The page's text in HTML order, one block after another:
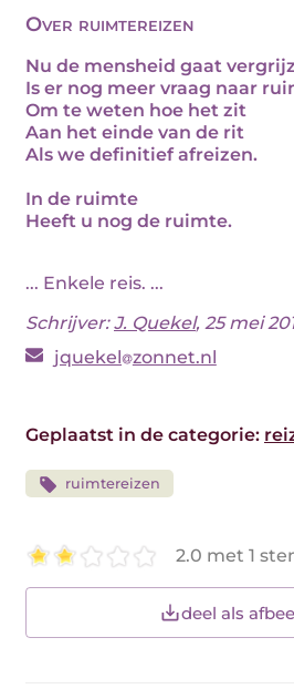
Over ruimtereizen
Nu de mensheid gaat
Is er nog meer vraag naar
Om te weten hoe het zit
Aan het einde van de rit
Als we definitief afreizen.
In de ruimte
Heeft u nog de ruimte.
... Enkele reis. ...
Schrijver:J. Quekel, 25 mei
jquekel zonnet.nl
Geplaatst in de categorie:
ruimtereizen
2.0 met 1
deel als